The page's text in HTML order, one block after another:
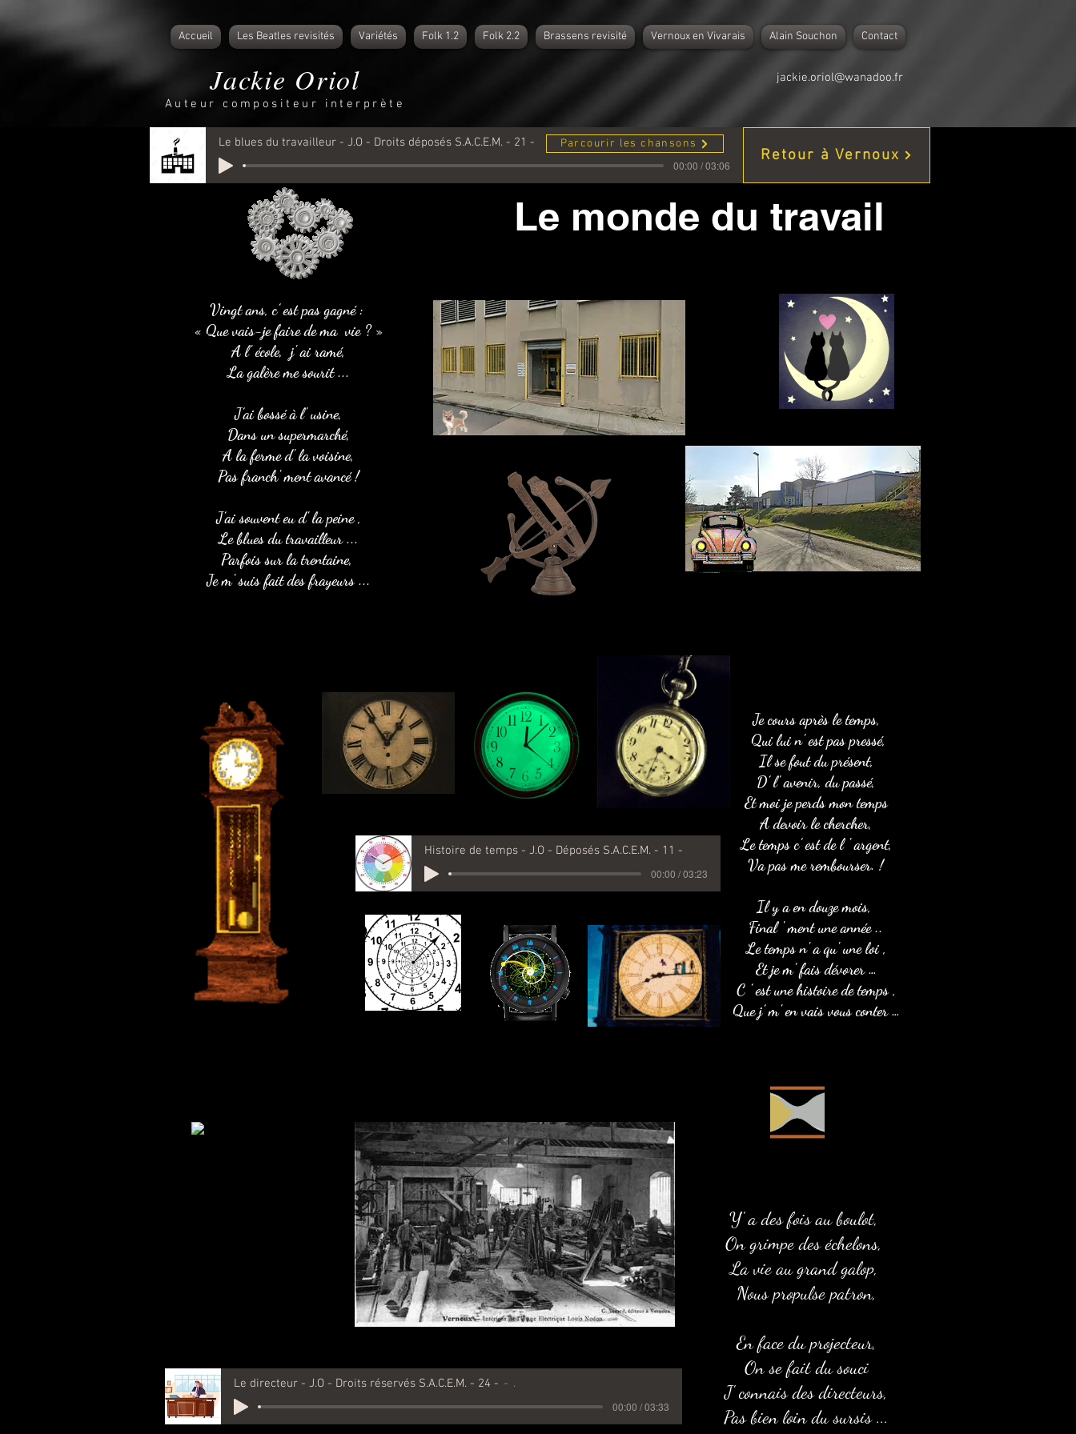
Accueil Les Beatles revisités Variétés Folk 1.2 Folk 2.2 Brassens revisité Vernoux en Vivarais Alain Souchon Contact
Jackie Oriol
Auteur compositeur interprète
jackie.oriol@wanadoo.fr
Le blues du travailleur - J.O - Droits déposés S.A.C.E.M. - 21 -
00:00 / 03:06
Parcourir les chansons
Retour à Vernoux
Le monde du travail
Vingt ans, c’ est pas gagné :
« Que vais-je faire de ma vie ? »
A l' école, j' ai ramé,
La galère me sourit ...
J’ai bossé à l' usine,
Dans un supermarché,
A la ferme d' la voisine,
Pas franch' ment avancé !
J’ai souvent eu d' la peine ,
Le blues du travailleur ...
Parfois sur la trentaine,
Je m' suis fait des frayeurs ...
Histoire de temps - J.O - Déposés S.A.C.E.M. - 11 -
00:00 / 03:23
Je cours après le temps,
Qui lui n' est pas pressé,
Il se fout du présent,
D’ l' avenir, du passé,
Et moi je perds mon temps
A devoir le chercher,
Le temps c’ est de l ' argent,
Va pas me rembourser. !
Il y a en douze mois,
Final ' ment une année ..
Le temps n' a qu' une loi ,
Et je m’ fais dévorer …
C ’ est une histoire de temps ,
Que j’ m' en vais vous conter …
Le directeur - J.O - Droits réservés S.A.C.E.M. - 24 - .
00:00 / 03:33
Y' a des fois au boulot,
On grimpe des échelons,
La vie au grand galop,
Nous propulse patron,
En face du projecteur,
On se fait du souci
J' connais des directeurs,
Pas bien loin du sursis ...